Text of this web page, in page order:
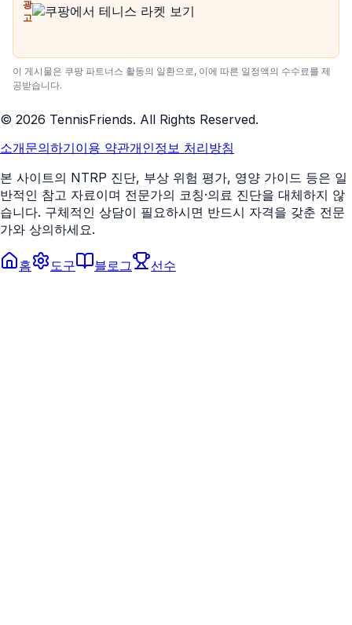
광
고
이 게시물은 쿠팡 파트너스 활동의 일환으로, 이에 따른 일정액의 수수료를 제
공받습니다.
© 2026 TennisFriends. All Rights Reserved.
소개문의하기이용 약관개인정보 처리방침
본 사이트의 NTRP 진단, 부상 위험 평가, 영양 가이드 등은 일
반적인 참고 자료이며 전문가의 코칭·의료 진단을 대체하지 않
습니다. 구체적인 상담이 필요하시면 반드시 자격을 갖춘 전문
가와 상의하세요.
홈 도구 블로그 선수